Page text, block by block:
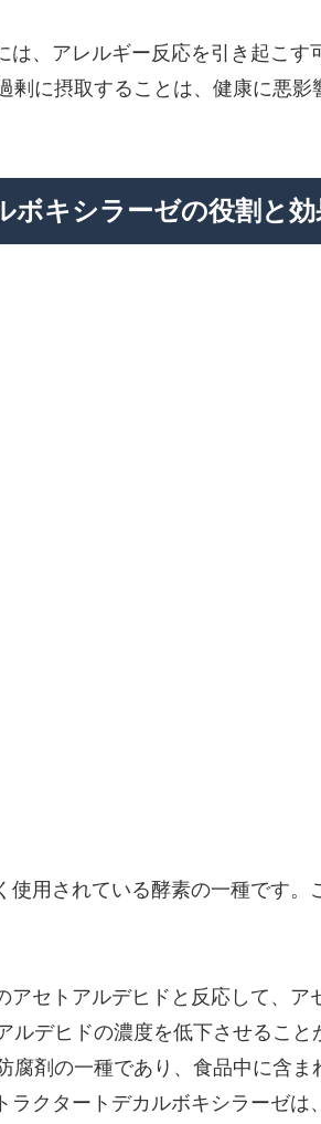
は、アレルギー反応を引き起こす
剰に摂取することは、健康に悪影
ボキシラーゼの役割と効
用されている酵素の一種です。
セトアルデヒドと反応して、ア
ルデヒドの濃度を低下させること
腐剤の一種であり、食品中に含ま
クタートデカルボキシラーゼは